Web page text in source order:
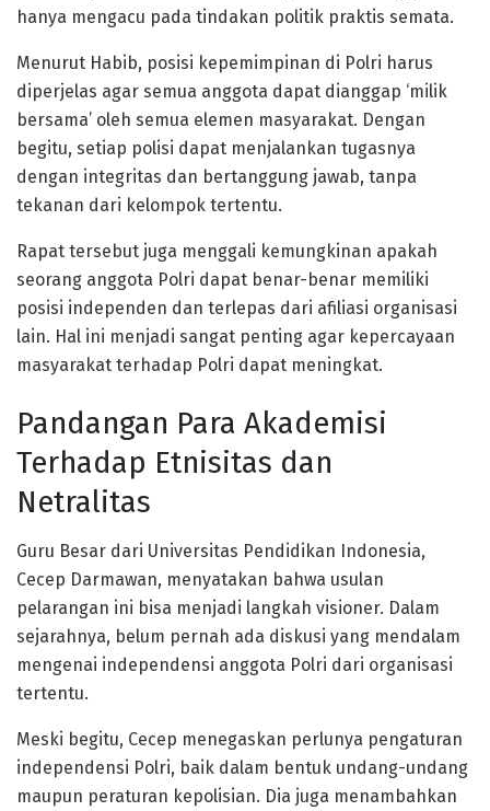
hanya mengacu pada tindakan politik praktis semata.
Menurut Habib, posisi kepemimpinan di Polri harus
diperjelas agar semua anggota dapat dianggap ‘milik
bersama’ oleh semua elemen masyarakat. Dengan
begitu, setiap polisi dapat menjalankan tugasnya
dengan integritas dan bertanggung jawab, tanpa
tekanan dari kelompok tertentu.
Rapat tersebut juga menggali kemungkinan apakah
seorang anggota Polri dapat benar-benar memiliki
posisi independen dan terlepas dari afiliasi organisasi
lain. Hal ini menjadi sangat penting agar kepercayaan
masyarakat terhadap Polri dapat meningkat.
Pandangan Para Akademisi
Terhadap Etnisitas dan
Netralitas
Guru Besar dari Universitas Pendidikan Indonesia,
Cecep Darmawan, menyatakan bahwa usulan
pelarangan ini bisa menjadi langkah visioner. Dalam
sejarahnya, belum pernah ada diskusi yang mendalam
mengenai independensi anggota Polri dari organisasi
tertentu.
Meski begitu, Cecep menegaskan perlunya pengaturan
independensi Polri, baik dalam bentuk undang-undang
maupun peraturan kepolisian. Dia juga menambahkan